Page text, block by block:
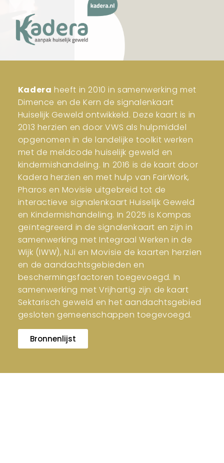
Kadera heeft in 2010 in samenwerking met
Dimence en de Kern de signalenkaart
Huiselijk Geweld ontwikkeld. Deze kaart is in
2013 herzien en door VWS als hulpmiddel
opgenomen in de landelijke toolkit werken
met de meldcode huiselijk geweld en
kindermishandeling. In 2016 is de kaart door
Kadera herzien en met hulp van FairWork,
Pharos en Movisie uitgebreid tot de
interactieve signalenkaart Huiselijk Geweld
en Kindermishandeling. In 2025 is Kompas
geïntegreerd in de signalenkaart en zijn in
samenwerking met Integraal Werken in de
Wijk (IWW), NJi en Movisie de kaarten herzien
en de aandachtsgebieden en
beschermingsfactoren toegevoegd. In
samenwerking met Vrijhartig zijn de kaart
Sektarisch geweld en het aandachtsgebied
gesloten gemeenschappen toegevoegd.
Bronnenlijst